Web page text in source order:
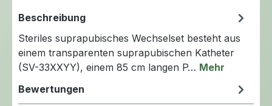
Beschreibung
Steriles suprapubisches Wechselset besteht aus
einem transparenten suprapubischen Katheter
(SV-33XXYY), einem 85 cm langen P… Mehr
Bewertungen